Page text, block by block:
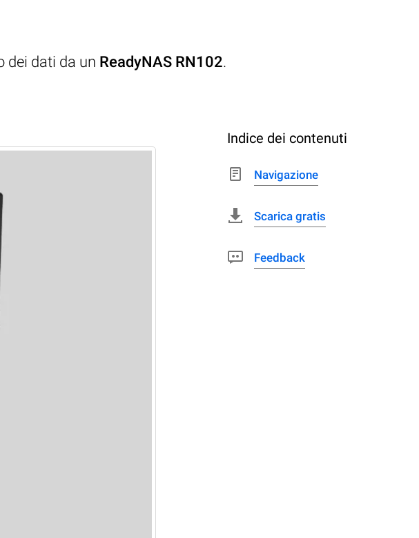
dei dati da un ReadyNAS RN102.
Indice dei contenuti
Navigazione
Scarica gratis
Feedback